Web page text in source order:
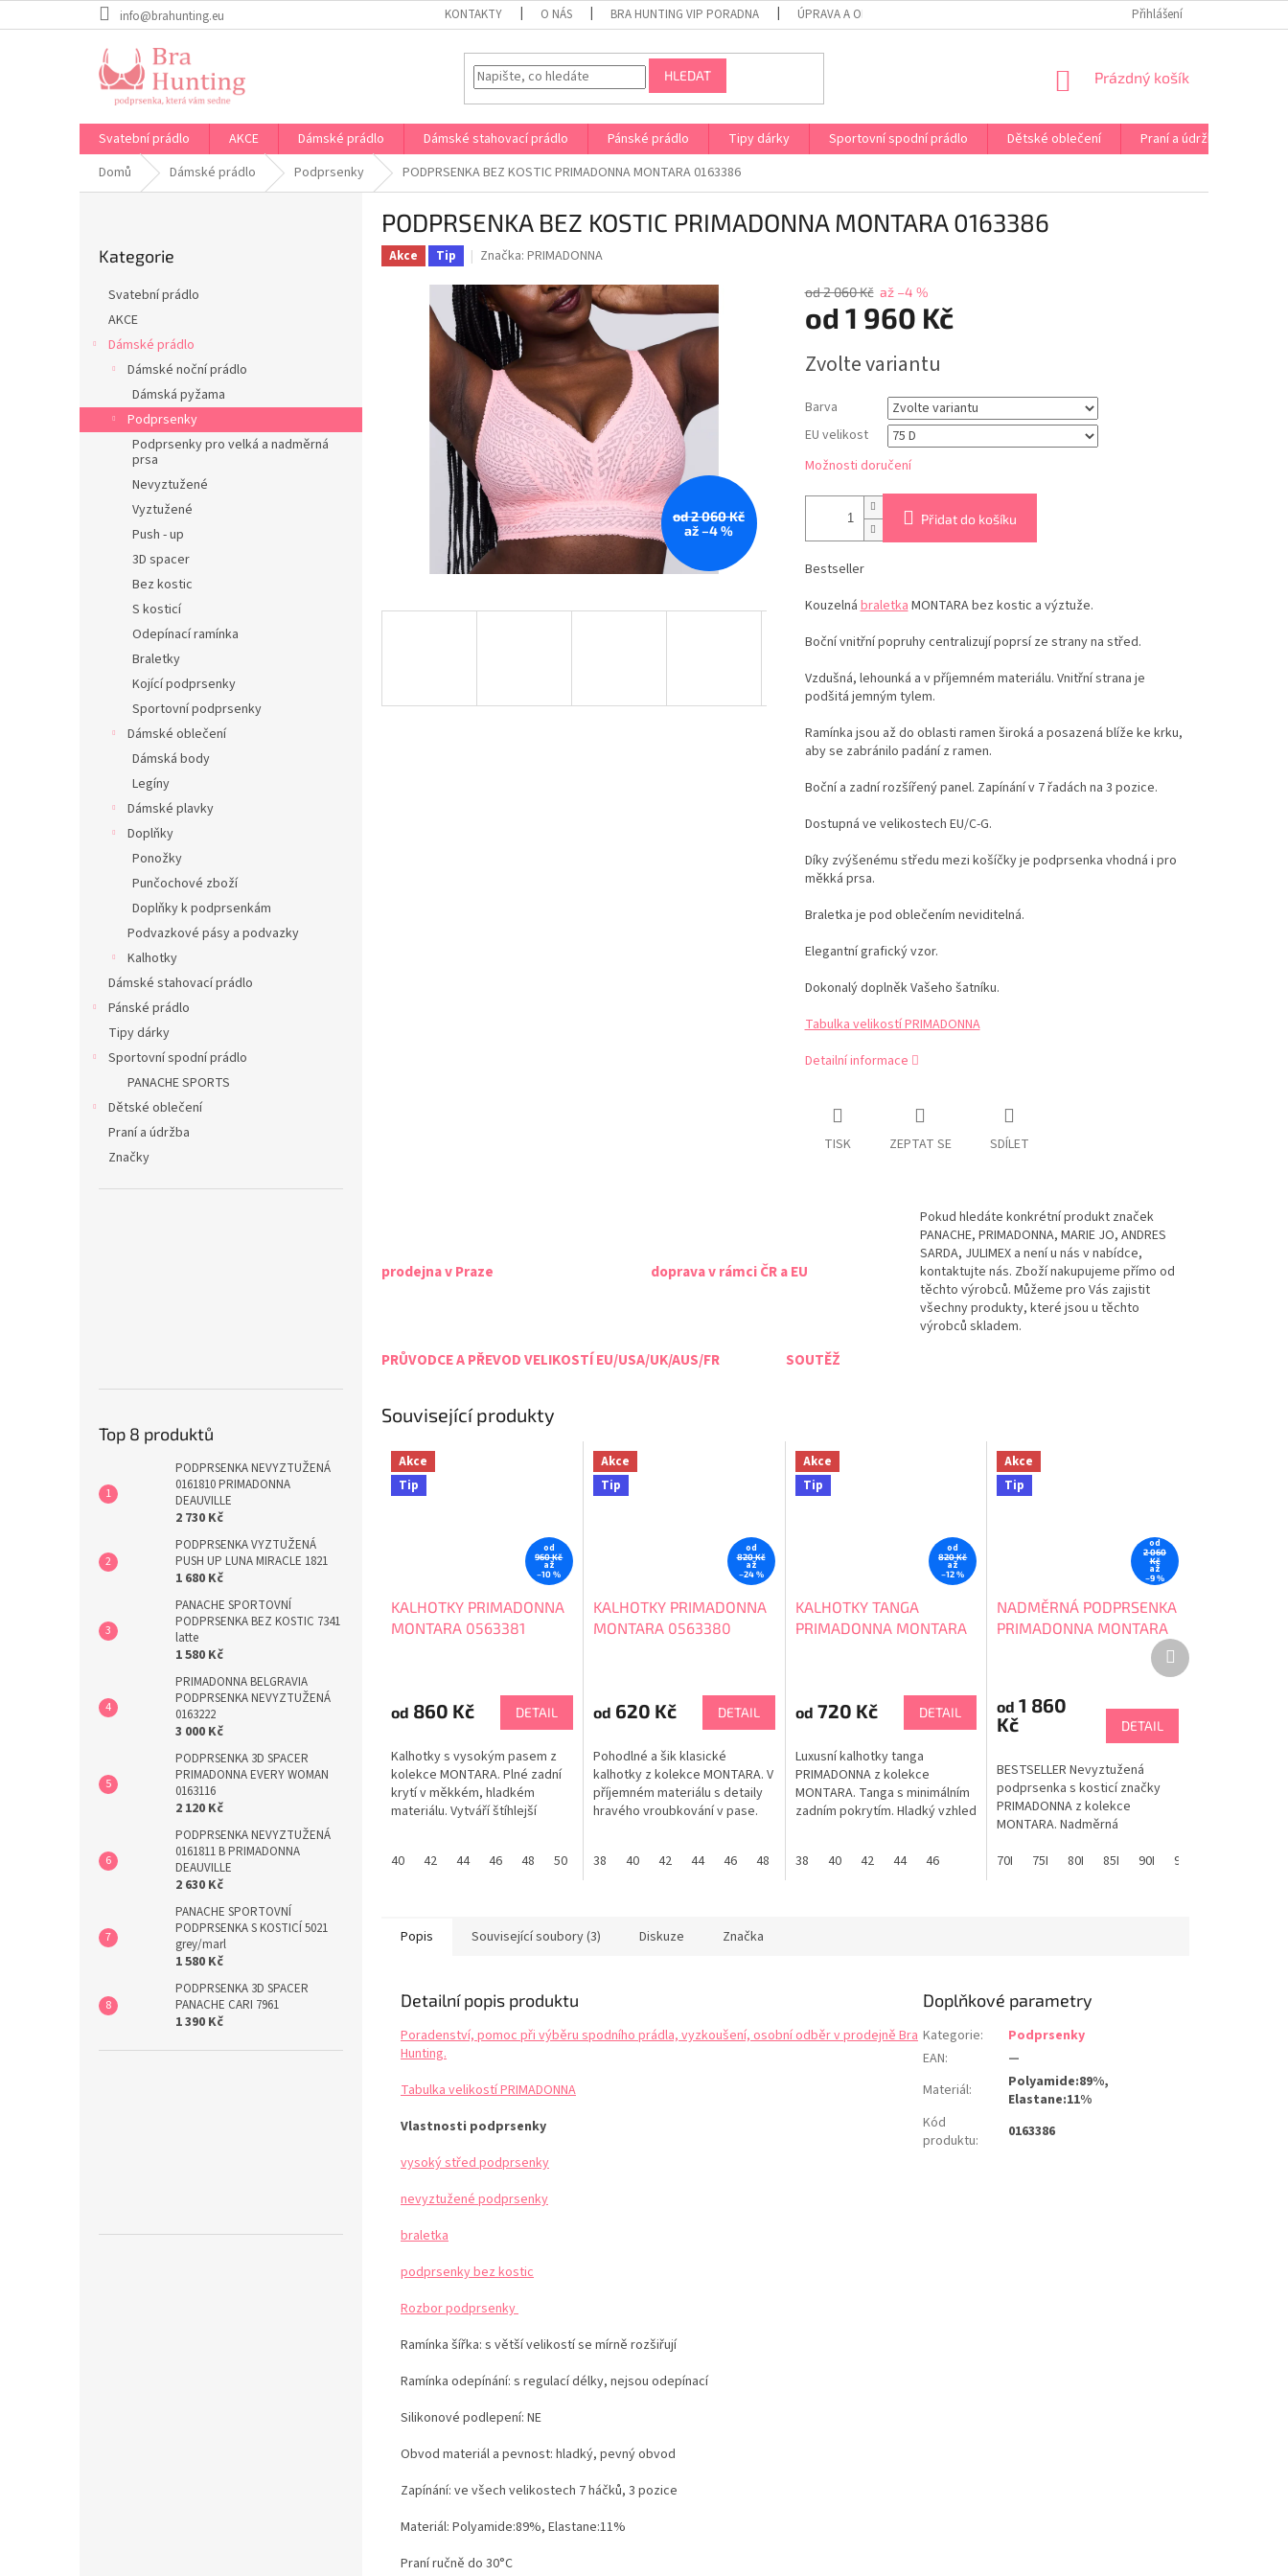
na
info@brahunting.eu KONTAKTY O NÁS BRA HUNTING VIP PORADNA ÚPRAVA A OPRAVA PRÁDLA NA MÍRU DOPRAVA A PLATBA ČR A EU
Přihlášení
HLEDAT
NÁKUPNÍ
Prázdný košík
Svatební prádlo AKCE Dámské prádlo Dámské stahovací prádlo Pánské prádlo Tipy dárky Sportovní spodní prádlo Dětské oblečení Praní a údržba
Domů
Dámské prádlo Podprsenky PODPRSENKA BEZ KOSTIC PRIMADONNA MONTARA 0163386
a
n
kategorie
Kategorie
Svatební prádlo
AKCE
Dámské prádlo
Dámské noční prádlo
Dámská pyžama
Podprsenky
Podprsenky pro velká a nadměrná
prsa
Nevyztužené
Vyztužené
Push - up
3D spacer
Bez kostic
S kosticí
Odepínací ramínka
Braletky
Kojící podprsenky
Sportovní podprsenky
Dámské oblečení
Dámská body
Legíny
Dámské plavky
Doplňky
Ponožky
Punčochové zboží
Doplňky k podprsenkám
Podvazkové pásy a podvazky
Kalhotky
Dámské stahovací prádlo
Pánské prádlo
Tipy dárky
Sportovní spodní prádlo
PANACHE SPORTS
Dětské oblečení
Praní a údržba
Značky
Top 8 produktů
PODPRSENKA NEVYZTUŽENÁ
0161810 PRIMADONNA
DEAUVILLE
2 730 Kč
PODPRSENKA VYZTUŽENÁ
PUSH UP LUNA MIRACLE 1821
1 680 Kč
PANACHE SPORTOVNÍ
PODPRSENKA BEZ KOSTIC 7341
latte
1 580 Kč
PRIMADONNA BELGRAVIA
PODPRSENKA NEVYZTUŽENÁ
0163222
3 000 Kč
PODPRSENKA 3D SPACER
PRIMADONNA EVERY WOMAN
0163116
2 120 Kč
PODPRSENKA NEVYZTUŽENÁ
0161811 B PRIMADONNA
DEAUVILLE
2 630 Kč
PANACHE SPORTOVNÍ
PODPRSENKA S KOSTICÍ 5021
grey/marl
1 580 Kč
PODPRSENKA 3D SPACER
PANACHE CARI 7961
1 390 Kč
PODPRSENKA BEZ KOSTIC PRIMADONNA MONTARA 0163386
Akce Tip Značka: PRIMADONNA
od 2 060 Kč
až –4 %
od 2 060 Kč až –4 %
od 1 960 Kč
cena:
Zvolte variantu
Barva
EU velikost
Možnosti doručení
Přidat do košíku
Bestseller
KouzelnábraletkaMONTARA bez kostic a výztuže.
Boční vnitřní popruhy centralizují poprsí ze strany na střed.
Vzdušná, lehounká a v příjemném materiálu. Vnitřní strana je
podšitá jemným tylem.
Ramínka jsou až do oblasti ramen široká a posazená blíže ke krku,
aby se zabránilo padání z ramen.
Boční a zadní rozšířený panel. Zapínání v 7 řadách na 3 pozice.
Dostupná ve velikostech EU/C-G.
Díky zvýšenému středu mezi košíčky je podprsenka vhodná i pro
měkká prsa.
Braletka je pod oblečením neviditelná.
Elegantní grafický vzor.
Dokonalý doplněk Vašeho šatníku.
Tabulka velikostí PRIMADONNA
Detailní informace
TISK ZEPTAT SE SDÍLET
prodejna v Praze doprava v rámci ČR a EU
Pokud hledáte konkrétní produkt značek
PANACHE, PRIMADONNA, MARIE JO, ANDRES
SARDA, JULIMEX a není u nás v nabídce,
kontaktujte nás. Zboží nakupujeme přímo od
těchto výrobců. Můžeme pro Vás zajistit
všechny produkty, které jsou u těchto
výrobců skladem.
PRŮVODCE A PŘEVOD VELIKOSTÍ EU/USA/UK/AUS/FR SOUTĚŽ
Související produkty
Akce
Tip
od
960 Kč
až
–10 %
KALHOTKY PRIMADONNA
MONTARA 0563381
od 860 Kč DETAIL
Kalhotky s vysokým pasem z
kolekce MONTARA. Plné zadní
krytí v měkkém, hladkém
materiálu. Vytváří štíhlejší
velikostí PRIMADONNA
40 42 44 46 48 50 52
Akce
Tip
od
820 Kč
až
–24 %
KALHOTKY PRIMADONNA
MONTARA 0563380
od 620 Kč DETAIL
Pohodlné a šik klasické
kalhotky z kolekce MONTARA. V
příjemném materiálu s detaily
hravého vroubkování v pase.
zadní krytí. Tabulka velikostí
38 40 42 44 46 48
Akce
Tip
od
820 Kč
až
–12 %
KALHOTKY TANGA
PRIMADONNA MONTARA
od 720 Kč DETAIL
Luxusní kalhotky tanga
PRIMADONNA z kolekce
MONTARA. Tanga s minimálním
zadním pokrytím. Hladký vzhled
pro ženu. Tabulka velikostí
38 40 42 44 46
Akce
Tip
od
2 060
Kč
až
–9 %
NADMĚRNÁ PODPRSENKA
PRIMADONNA MONTARA
od 1 860
Kč
DETAIL
BESTSELLER Nevyztužená
podprsenka s kosticí značky
PRIMADONNA z kolekce
MONTARA. Nadměrná
cíleném střihu pro pevnou
70I 75I 80I 85I 90I 95I
Další
produkt
Popis Související soubory (3) Diskuze Značka
Detailní popis produktu
Poradenství, pomoc při výběru spodního prádla, vyzkoušení, osobní odběr v prodejně Bra
Hunting.
Tabulka velikostí PRIMADONNA
Vlastnosti podprsenky
vysoký střed podprsenky
nevyztužené podprsenky
braletka
podprsenky bez kostic
Rozbor podprsenky
Ramínka šířka: s větší velikostí se mírně rozšiřují
Ramínka odepínání: s regulací délky, nejsou odepínací
Silikonové podlepení: NE
Obvod materiál a pevnost: hladký, pevný obvod
Zapínání: ve všech velikostech 7 háčků, 3 pozice
Materiál: Polyamide:89%, Elastane:11%
Praní ručně do 30°C
Doplňkové parametry
Kategorie:
Podprsenky
EAN:
—
Materiál:
Polyamide:89%,
Elastane:11%
Kód
produktu: 0163386